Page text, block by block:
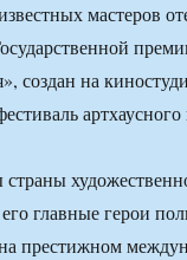
мастеров
создан на
главные герои
престижном